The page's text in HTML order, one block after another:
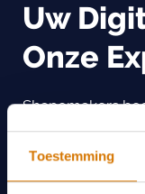
Toestemming
Uw
Onze
Shapemakers
gehele
analyse van uw
implementatie